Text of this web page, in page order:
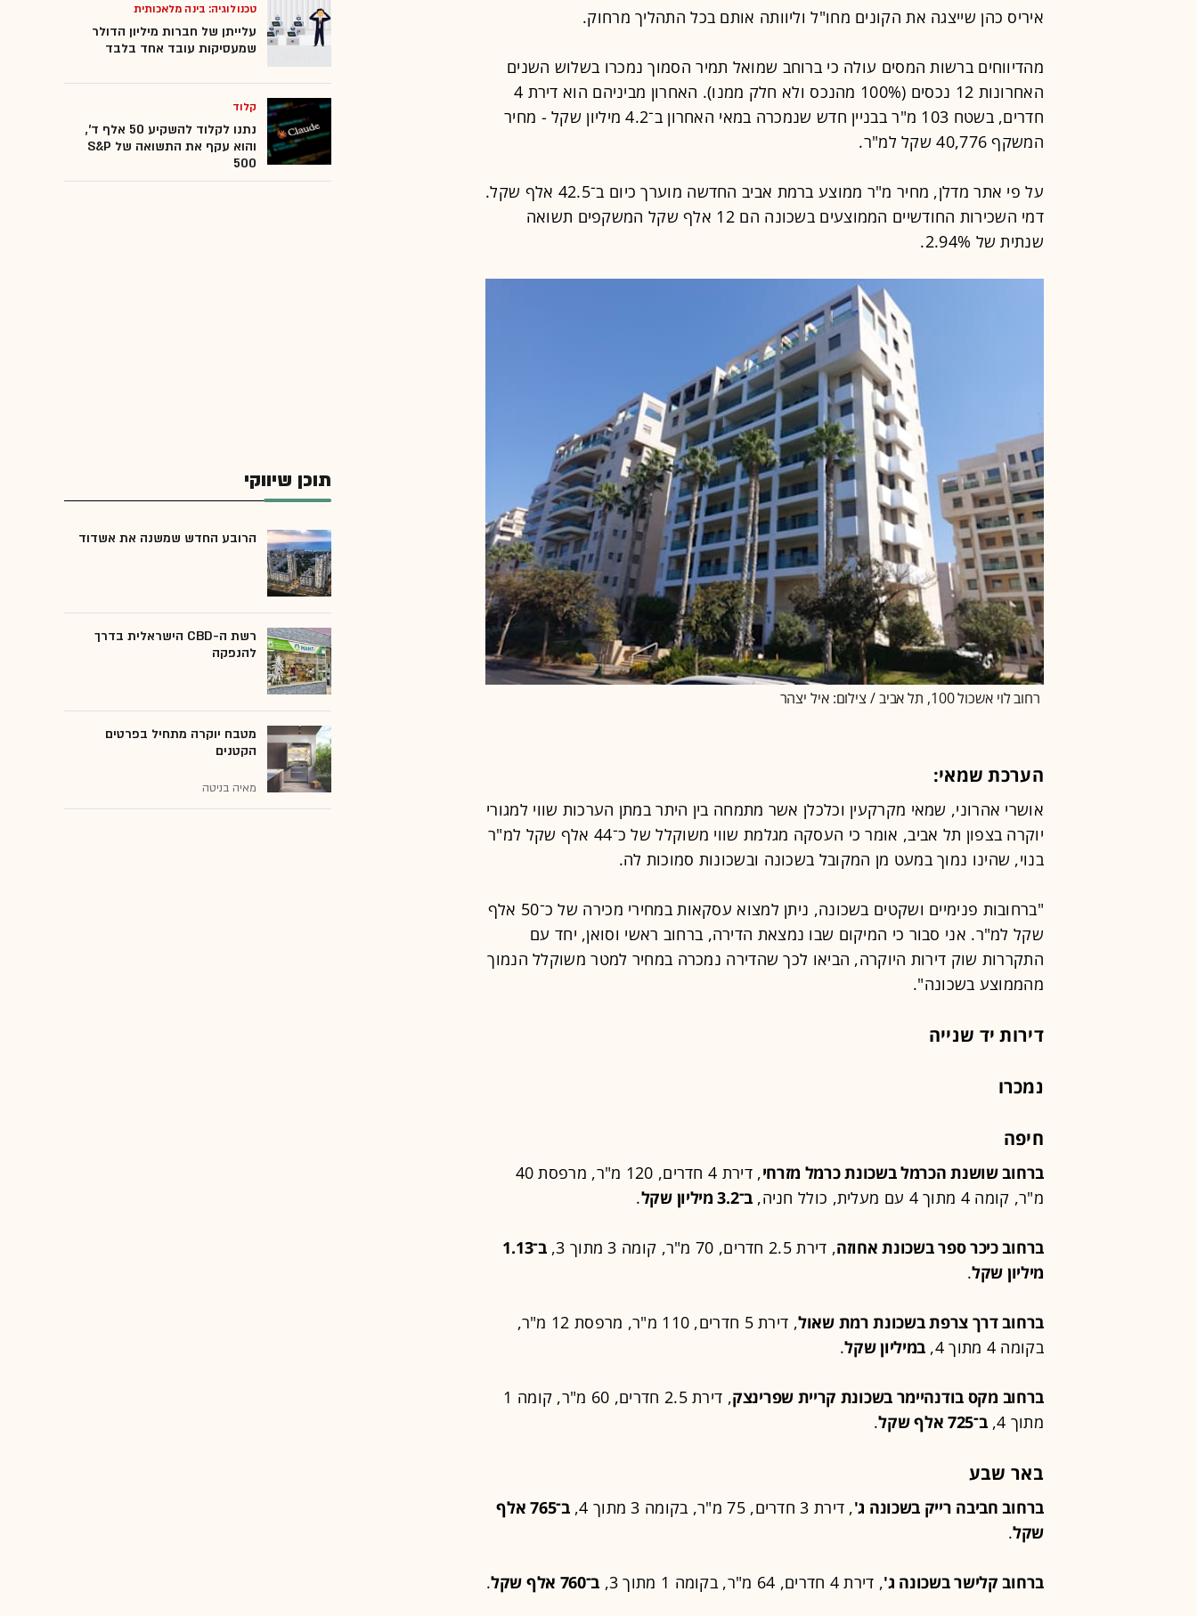
איריס כהן שייצגה את הקונים מחו"ל וליוותה אותם בכל התהליך מרחוק.
מהדיווחים ברשות המסים עולה כי ברוחב שמואל תמיר הסמוך נמכרו בשלוש השנים
האחרונות 12 נכסים (100% מהנכס ולא חלק ממנו). האחרון מביניהם הוא דירת 4
חדרים, בשטח 103 מ"ר בבניין חדש שנמכרה במאי האחרון ב־4.2 מיליון שקל - מחיר
המשקף 40,776 שקל למ"ר.
על פי אתר מדלן, מחיר מ"ר ממוצע ברמת אביב החדשה מוערך כיום ב־42.5 אלף שקל.
דמי השכירות החודשיים הממוצעים בשכונה הם 12 אלף שקל המשקפים תשואה
שנתית של 2.94%.
רחוב לוי אשכול 100, תל אביב / צילום: איל יצהר
הערכת שמאי:
אושרי אהרוני, שמאי מקרקעין וכלכלן אשר מתמחה בין היתר במתן הערכות שווי למגורי
יוקרה בצפון תל אביב, אומר כי העסקה מגלמת שווי משוקלל של כ־44 אלף שקל למ"ר
בנוי, שהינו נמוך במעט מן המקובל בשכונה ובשכונות סמוכות לה.
"ברחובות פנימיים ושקטים בשכונה, ניתן למצוא עסקאות במחירי מכירה של כ־50 אלף
שקל למ"ר. אני סבור כי המיקום שבו נמצאת הדירה, ברחוב ראשי וסואן, יחד עם
התקררות שוק דירות היוקרה, הביאו לכך שהדירה נמכרה במחיר למטר משוקלל הנמוך
מהממוצע בשכונה".
דירות יד שנייה
נמכרו
חיפה
ברחוב שושנת הכרמל בשכונת כרמל מזרחי
, דירת 4 חדרים, 120 מ"ר, מרפסת 40
מ"ר, קומה 4 מתוך 4 עם מעלית, כולל חניה,
ב־3.2 מיליון שקל .
ברחוב כיכר ספר בשכונת אחוזה, דירת 2.5 חדרים, 70 מ"ר, קומה 3 מתוך 3,
ב־1.13
מיליון שקל.
ברחוב דרך צרפת בשכונת רמת שאול
, דירת 5 חדרים, 110 מ"ר, מרפסת 12 מ"ר,
בקומה 4 מתוך 4,
במיליון שקל.
ברחוב מקס בודנהיימר בשכונת קריית שפרינצק
, דירת 2.5 חדרים, 60 מ"ר, קומה 1
מתוך 4,
ב־725 אלף שקל .
באר שבע
ברחוב חביבה רייק בשכונה ג', דירת 3 חדרים, 75 מ"ר, בקומה 3 מתוך 4,
ב־765 אלף
שקל.
ברחוב קלישר בשכונה ג', דירת 4 חדרים, 64 מ"ר, בקומה 1 מתוך 3, ב־760 אלף שקל .
טכנולוגיה: בינה מלאכותית
עלייתן של חברות מיליון הדולר
שמעסיקות עובד אחד בלבד
קלוד
נתנו לקלוד להשקיע 50 אלף ד',
והוא עקף את התשואה של S&P
500
תוכן שיווקי
הרובע החדש שמשנה את אשדוד
רשת ה-CBD הישראלית בדרך
להנפקה
מטבח יוקרה מתחיל בפרטים
הקטנים
מאיה בניטה